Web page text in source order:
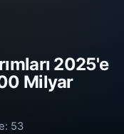
2025'e
Milyar
53